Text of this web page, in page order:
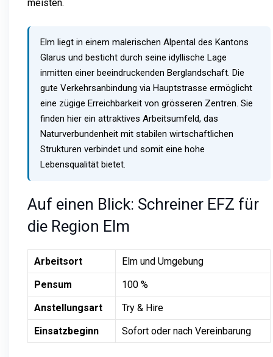
meisten.
Elm liegt in einem malerischen Alpental des Kantons
Glarus und besticht durch seine idyllische Lage
inmitten einer beeindruckenden Berglandschaft. Die
gute Verkehrsanbindung via Hauptstrasse ermöglicht
eine zügige Erreichbarkeit von grösseren Zentren. Sie
finden hier ein attraktives Arbeitsumfeld, das
Naturverbundenheit mit stabilen wirtschaftlichen
Strukturen verbindet und somit eine hohe
Lebensqualität bietet.
Auf einen Blick: Schreiner EFZ für
die Region Elm
Arbeitsort
Elm und Umgebung
Pensum
100 %
Anstellungsart
Try & Hire
Einsatzbeginn
Sofort oder nach Vereinbarung